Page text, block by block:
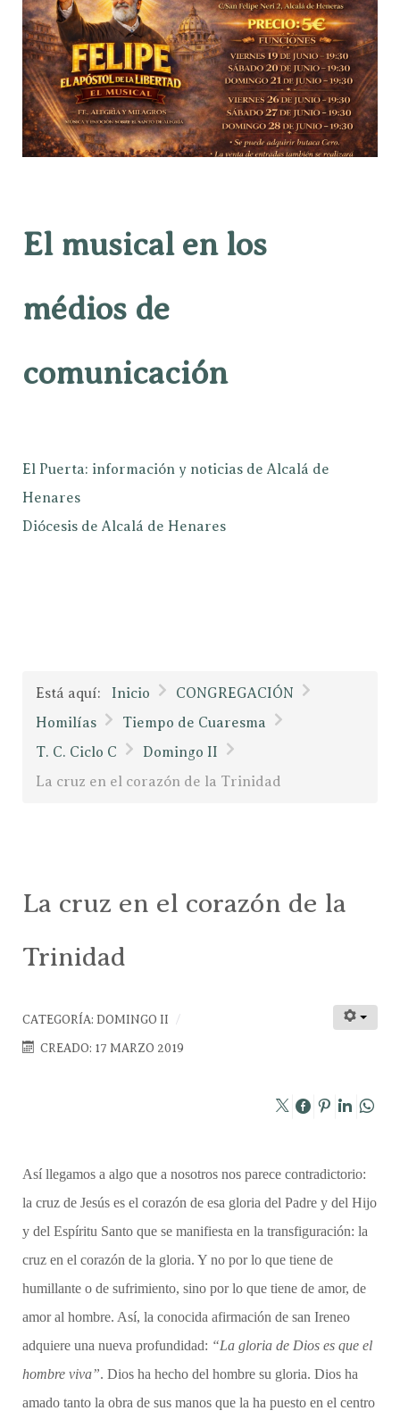
El musical en los
médios de
comunicación
El Puerta: información y noticias de Alcalá de
Henares
Diócesis de Alcalá de Henares
Está aquí: Inicio
CONGREGACIÓN
Homilías
Tiempo de Cuaresma
T. C. Ciclo C
Domingo II
La cruz en el corazón de la Trinidad
La cruz en el corazón de la
Trinidad
CATEGORÍA: DOMINGO II
CREADO: 17 MARZO 2019
Así llegamos a algo que a nosotros nos parece contradictorio:
la cruz de Jesús es el corazón de esa gloria del Padre y del Hijo
y del Espíritu Santo que se manifiesta en la transfiguración: la
cruz en el corazón de la gloria. Y no por lo que tiene de
humillante o de sufrimiento, sino por lo que tiene de amor, de
amor al hombre. Así, la conocida afirmación de san Ireneo
adquiere una nueva profundidad: “La gloria de Dios es que el
hombre viva”. Dios ha hecho del hombre su gloria. Dios ha
amado tanto la obra de sus manos que la ha puesto en el centro